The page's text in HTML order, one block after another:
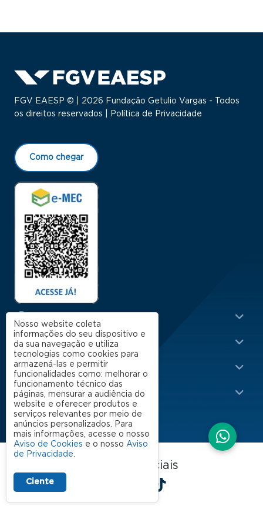
FGV EAESP © | 2026 Fundação Getulio Vargas - Todos
os direitos reservados |
Política de Privacidade
Como chegar
Menu Rodapé 1
Cursos
Escola
Rodapé 2
Apoio
Impacto
FGV EAESP nas redes sociais
LinkedIn
Facebook
Instagram
YouTube
Spotify
Nosso website coleta
informações do seu dispositivo e
da sua navegação e utiliza
tecnologias como cookies para
armazená-las e permitir
funcionalidades como: melhorar o
funcionamento técnico das
páginas, mensurar a audiência do
website e oferecer produtos e
serviços relevantes por meio de
anúncios personalizados. Para
mais informações, acesse o nosso
Aviso de Cookies e o nosso Aviso
de Privacidade.
Ciente